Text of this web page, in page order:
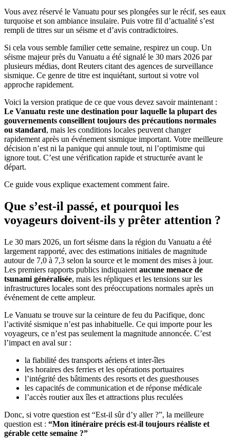
Vous avez réservé le Vanuatu pour ses plongées sur le récif, ses eaux
turquoise et son ambiance insulaire. Puis votre fil d’actualité s’est
rempli de titres sur un séisme et d’avis contradictoires.
Si cela vous semble familier cette semaine, respirez un coup. Un
séisme majeur près du Vanuatu a été signalé le 30 mars 2026 par
plusieurs médias, dont Reuters citant des agences de surveillance
sismique. Ce genre de titre est inquiétant, surtout si votre vol
approche rapidement.
Voici la version pratique de ce que vous devez savoir maintenant :
Le Vanuatu reste une destination pour laquelle la plupart des
gouvernements conseillent toujours des précautions normales
ou standard, mais les conditions locales peuvent changer
rapidement après un événement sismique important. Votre meilleure
décision n’est ni la panique qui annule tout, ni l’optimisme qui
ignore tout. C’est une vérification rapide et structurée avant le
départ.
Ce guide vous explique exactement comment faire.
Que s’est-il passé, et pourquoi les
voyageurs doivent-ils y prêter attention ?
Le 30 mars 2026, un fort séisme dans la région du Vanuatu a été
largement rapporté, avec des estimations initiales de magnitude
autour de 7,0 à 7,3 selon la source et le moment des mises à jour.
Les premiers rapports publics indiquaient aucune menace de
tsunami généralisée, mais les répliques et les tensions sur les
infrastructures locales sont des préoccupations normales après un
événement de cette ampleur.
Le Vanuatu se trouve sur la ceinture de feu du Pacifique, donc
l’activité sismique n’est pas inhabituelle. Ce qui importe pour les
voyageurs, ce n’est pas seulement la magnitude annoncée. C’est
l’impact en aval sur :
la fiabilité des transports aériens et inter-îles
les horaires des ferries et les opérations portuaires
l’intégrité des bâtiments des resorts et des guesthouses
les capacités de communication et de réponse médicale
l’accès routier aux îles et attractions plus reculées
Donc, si votre question est “Est-il sûr d’y aller ?”, la meilleure
question est : “Mon itinéraire précis est-il toujours réaliste et
gérable cette semaine ?”